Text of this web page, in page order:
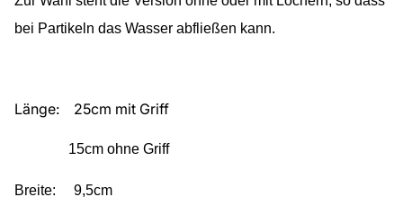
bei Partikeln das Wasser abfließen kann.
Länge: 25cm mit Griff
15cm ohne Griff
Breite: 9,5cm